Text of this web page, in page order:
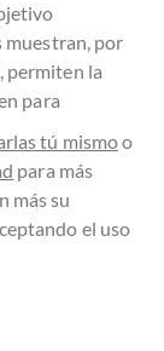
muestran, por
permiten la
para
tú mismoo
para más
más su
el uso